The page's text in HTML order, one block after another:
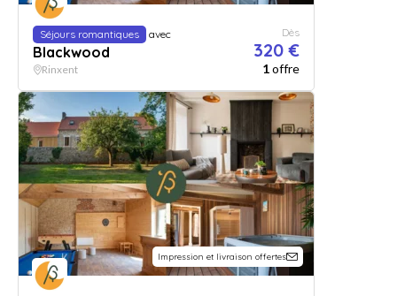
Séjours romantiques avec
Blackwood
Dès
320 €
Rinxent 1offre
Impression et livraison offertes